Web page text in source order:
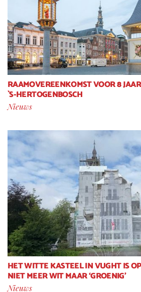
RAAMOVEREENKOMST VOOR 8
`S-HERTOGENBOSCH
Nieuws
HET WITTE KASTEEL IN VUGHT IS
NIET MEER WIT MAAR ‘GROENIG’
Nieuws